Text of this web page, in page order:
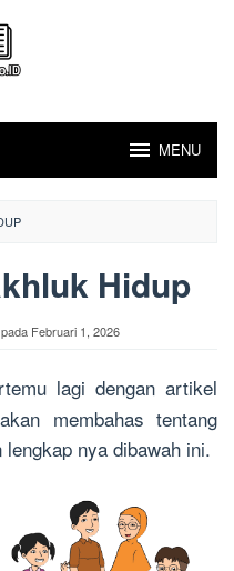
MENU
Hidup
Februari 1, 2026
lagi dengan artikel
membahas tentang
nya dibawah ini.